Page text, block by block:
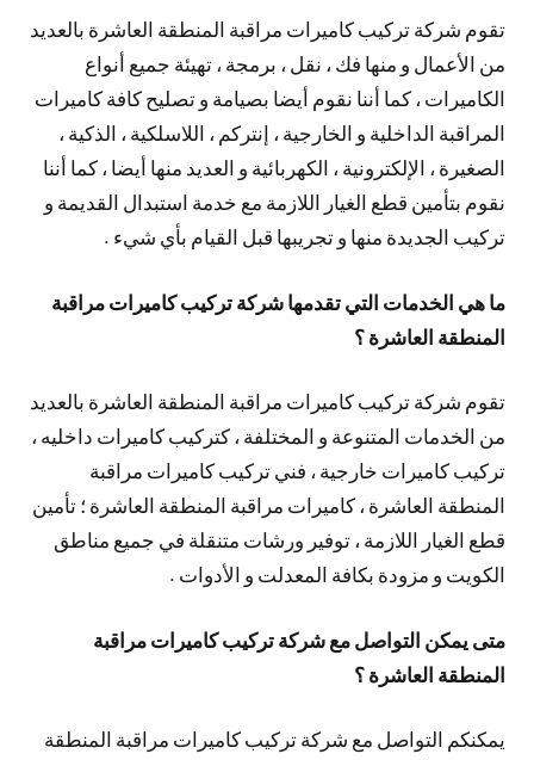
تقوم شركة تركيب كاميرات مراقبة المنطقة العاشرة بالعديد
من الأعمال و منها فك ، نقل ، برمجة ، تهيئة جميع أنواع
الكاميرات ، كما أننا نقوم أيضا بصيامة و تصليح كافة كاميرات
المراقبة الداخلية و الخارجية ، إنتركم ، اللاسلكية ، الذكية ،
الصغيرة ، الإلكترونية ، الكهربائية و العديد منها أيضا ، كما أننا
نقوم بتأمين قطع الغيار اللازمة مع خدمة استبدال القديمة و
تركيب الجديدة منها و تجريبها قبل القيام بأي شيء .
ما هي الخدمات التي تقدمها شركة تركيب كاميرات مراقبة
المنطقة العاشرة ؟
تقوم شركة تركيب كاميرات مراقبة المنطقة العاشرة بالعديد
من الخدمات المتنوعة و المختلفة ، كتركيب كاميرات داخليه ،
تركيب كاميرات خارجية ، فني تركيب كاميرات مراقبة
المنطقة العاشرة ، كاميرات مراقبة المنطقة العاشرة ؛ تأمين
قطع الغيار اللازمة ، توفير ورشات متنقلة في جميع مناطق
الكويت و مزودة بكافة المعدلت و الأدوات .
متى يمكن التواصل مع شركة تركيب كاميرات مراقبة
المنطقة العاشرة ؟
يمكنكم التواصل مع شركة تركيب كاميرات مراقبة المنطقة